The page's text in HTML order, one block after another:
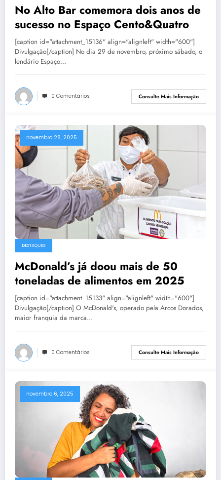
No Alto Bar comemora dois anos de
sucesso no Espaço Cento&Quatro
[caption id="attachment_15136" align="alignleft" width="600"]
Divulgação[/caption] No dia 29 de novembro, próximo sábado, o
lendário Espaço…
0 Comentários Consulte Mais Informação
novembro 28, 2025
DESTAQUES
McDonald’s já doou mais de 50
toneladas de alimentos em 2025
[caption id="attachment_15133" align="alignleft" width="600"]
Divulgação[/caption] O McDonald's, operado pela Arcos Dorados,
maior franquia da marca…
0 Comentários Consulte Mais Informação
novembro 6, 2025